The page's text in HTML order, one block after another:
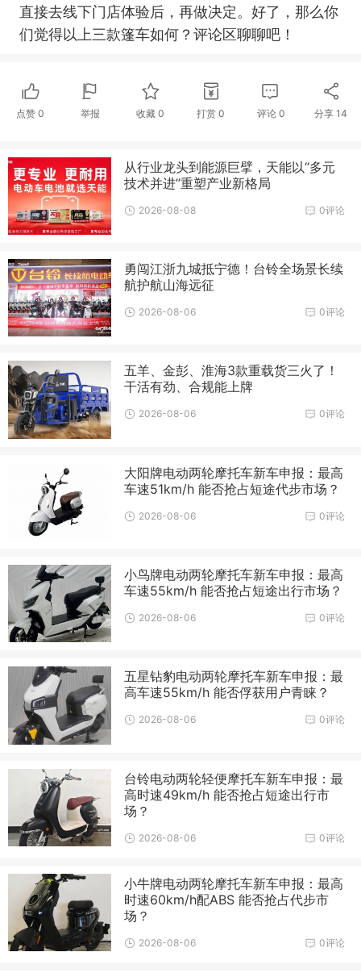
直接去线下门店体验后，再做决定。好了，那么你
们觉得以上三款篷车如何？评论区聊聊吧！
点赞 0 举报 收藏0 打赏 0 评论 0 分享14
从行业龙头到能源巨擘，天能以“多元
技术并进”重塑产业新格局
0评论
2026-08-08
勇闯江浙九城抵宁德！台铃全场景长续
航护航山海远征
0评论
2026-08-06
五羊、金彭、淮海3款重载货三火了！
干活有劲、合规能上牌
0评论
2026-08-06
大阳牌电动两轮摩托车新车申报：最高
车速51km/h 能否抢占短途代步市场？
0评论
2026-08-06
小鸟牌电动两轮摩托车新车申报：最高
车速55km/h 能否抢占短途出行市场？
0评论
2026-08-06
五星钻豹电动两轮摩托车新车申报：最
高车速55km/h 能否俘获用户青睐？
0评论
2026-08-06
台铃电动两轮轻便摩托车新车申报：最
高时速49km/h 能否抢占短途出行市
场？
0评论
2026-08-06
小牛牌电动两轮摩托车新车申报：最高
时速60km/h配ABS 能否抢占代步市
场？
0评论
2026-08-06